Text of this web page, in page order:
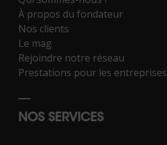
À propos du fondateur
Nos clients
Le mag
Rejoindre notre réseau
Prestations pour les entreprises
NOS SERVICES